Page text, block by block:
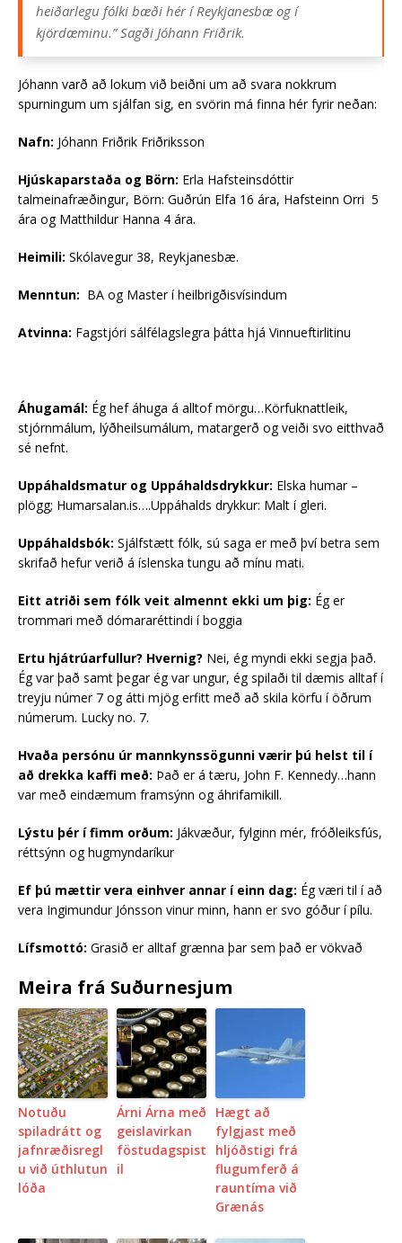
heiðarlegu fólki bæði hér í Reykjanesbæ og í
kjördæminu.” Sagði Jóhann Friðrik.
Jóhann varð að lokum við beiðni um að svara nokkrum
spurningum um sjálfan sig, en svörin má finna hér fyrir neðan:
Nafn: Jóhann Friðrik Friðriksson
Hjúskaparstaða og Börn: Erla Hafsteinsdóttir
talmeinafræðingur, Börn: Guðrún Elfa 16 ára, Hafsteinn Orri 5
ára og Matthildur Hanna 4 ára.
Heimili: Skólavegur 38, Reykjanesbæ.
Menntun: BA og Master í heilbrigðisvísindum
Atvinna: Fagstjóri sálfélagslegra þátta hjá Vinnueftirlitinu
Áhugamál: Ég hef áhuga á alltof mörgu…Körfuknattleik,
stjórnmálum, lýðheilsumálum, matargerð og veiði svo eitthvað
sé nefnt.
Uppáhaldsmatur og Uppáhaldsdrykkur: Elska humar –
plögg; Humarsalan.is….Uppáhalds drykkur: Malt í gleri.
Uppáhaldsbók: Sjálfstætt fólk, sú saga er með því betra sem
skrifað hefur verið á íslenska tungu að mínu mati.
Eitt atriði sem fólk veit almennt ekki um þig: Ég er
trommari með dómararéttindi í boggia
Ertu hjátrúarfullur? Hvernig? Nei, ég myndi ekki segja það.
Ég var það samt þegar ég var ungur, ég spilaði til dæmis alltaf í
treyju númer 7 og átti mjög erfitt með að skila körfu í öðrum
númerum. Lucky no. 7.
Hvaða persónu úr mannkynssögunni værir þú helst til í
að drekka kaffi með: Það er á tæru, John F. Kennedy…hann
var með eindæmum framsýnn og áhrifamikill.
Lýstu þér í fimm orðum: Jákvæður, fylginn mér, fróðleiksfús,
réttsýnn og hugmyndaríkur
Ef þú mættir vera einhver annar í einn dag: Ég væri til í að
vera Ingimundur Jónsson vinur minn, hann er svo góður í pílu.
Lífsmottó: Grasið er alltaf grænna þar sem það er vökvað
Meira frá Suðurnesjum
Notuðu
spiladrátt og
jafnræðisregl
u við úthlutun
lóða
Árni Árna með
geislavirkan
föstudagspist
il
Hægt að
fylgjast með
hljóðstigi frá
flugumferð á
rauntíma við
Grænás